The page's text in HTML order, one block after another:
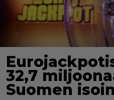
32,7
Suomen